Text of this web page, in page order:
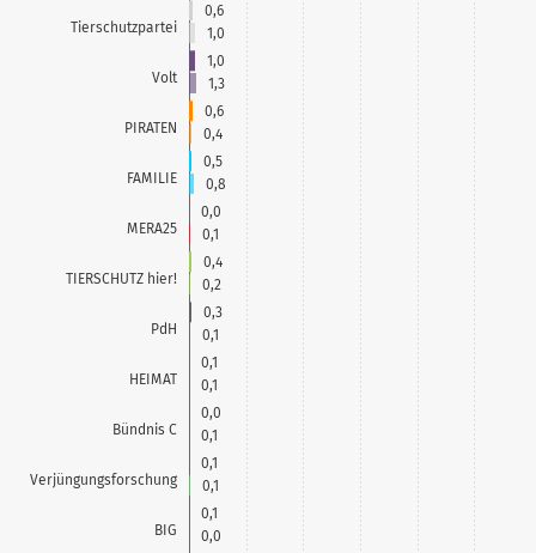
Tierschutzpartei
Volt
PIRATEN
FAMILIE
MERA25
TIERSCHUTZ hier!
PdH
HEIMAT
Bündnis C
Verjüngungsforschung
BIG
1,0
1,3
0,4
0,8
0,1
0,2
0,1
0,1
0,1
0,1
0,0
0,6
1,0
0,6
0,5
0,0
0,4
0,3
0,1
0,0
0,1
0,1